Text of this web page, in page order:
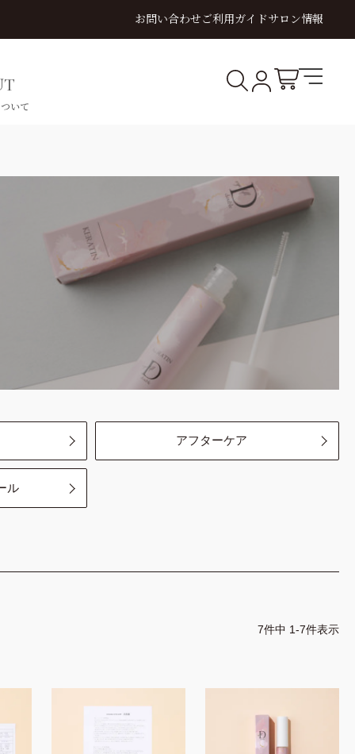
お問い合わせご利用ガイドサロン情報
OUTLET
アウトレット
すべてを見る
アウトレット商品一覧
VIDEO
TRAINING
動画講習
いて
アフターケア
ル
7件中 1-7件表示
まとめ買い割引
講習 対面講習
この内容で絞り込み